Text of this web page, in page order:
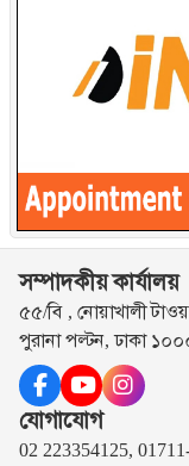
সম্পাদকীয় কার্যালয়
৫৫/বি , নোয়াখালী
পুরানা পল্টন, ঢাকা
যোগাযোগ
02 223354125,